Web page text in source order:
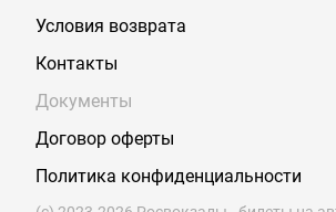
Условия возврата
Контакты
Документы
Договор оферты
Политика конфиденциальности